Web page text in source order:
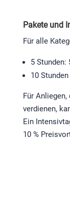
Pakete und
Für alle
5 Stunden:
10
Für
verdienen,
Ein
10 %